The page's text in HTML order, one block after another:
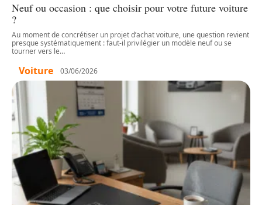
Neuf ou occasion : que choisir pour votre future voiture
?
Au moment de concrétiser un projet d’achat voiture, une question revient
presque systématiquement : faut-il privilégier un modèle neuf ou se
tourner vers le…
Voiture 03/06/2026